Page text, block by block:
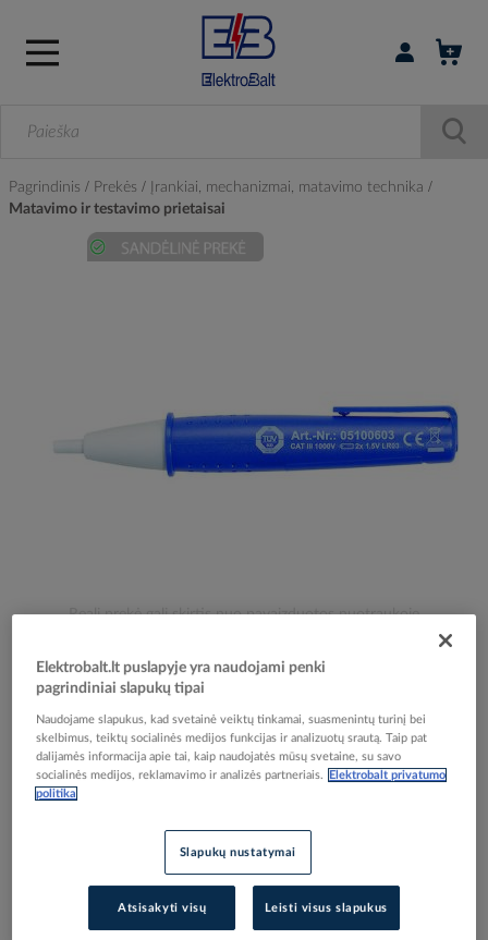
Prisijungti /
Pagrindinis Prekės
Įrankiai, mechanizmai, matavimo technika
Matavimo ir testavimo prietaisai
Skip
beginning
the
images
gallery
Reali prekė gali skirtis nuo pavaizduotos nuotraukoje
Indikatorius bekontaktis 110-1000V CATIII IP40
PSPKL - PROTEC
Elektrobalt prekės kodas
EAN kodas
4016705106035
Gamintojo prekės kodas
Prisijunkite, norėdami pamatyti kainas
Įtraukti į palyginimą
Elektrobalt.lt puslapyje yra naudojami penki
pagrindiniai slapukų tipai
Naudojame slapukus, kad svetainė veiktų tinkamai, suasmenintų turinį bei
skelbimus, teiktų socialinės medijos funkcijas ir analizuotų srautą. Taip pat
dalijamės informacija apie tai, kaip naudojatės mūsų svetaine, su savo
socialinės medijos, reklamavimo ir analizės partneriais.
Elektrobalt privatumo
politika
Slapukų nustatymai
Atsisakyti visų Leisti visus slapukus